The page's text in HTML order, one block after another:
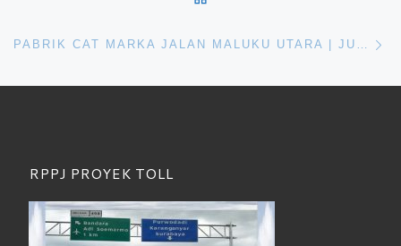
PABRIK CAT MARKA JALAN MALUKU UTARA | JUAL CAT MARKA JALAN HARGA MURAH
RPPJ PROYEK TOLL